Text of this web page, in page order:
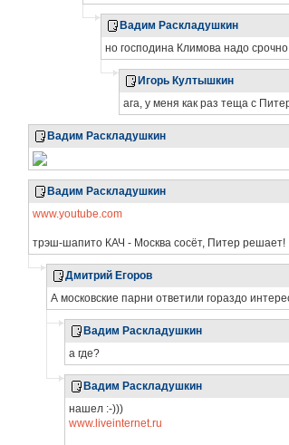
Вадим Раскладушкин
но господина Климова надо
Игорь Култышкин
ага, у меня как раз теща с
Вадим Раскладушкин
Вадим Раскладушкин
www.youtube.com
трэш-шапито КАЧ - Москва сосёт, Питер решает!
Дмитрий Егоров
А московские парни ответили гораздо
Вадим Раскладушкин
а где?
Вадим Раскладушкин
нашел :-)))
www.liveinternet.ru